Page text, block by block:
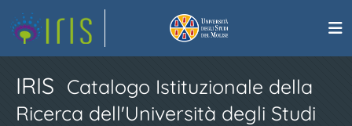
IRIS Catalogo Istituzionale della
Ricerca dell'Università degli Studi